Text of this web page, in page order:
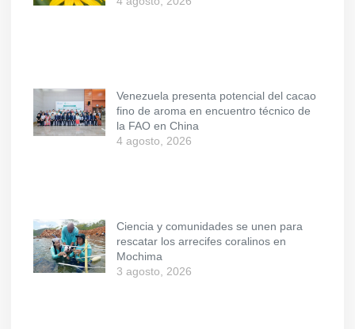
Venezuela presenta potencial del cacao
fino de aroma en encuentro técnico de
la FAO en China
4 agosto, 2026
Ciencia y comunidades se unen para
rescatar los arrecifes coralinos en
Mochima
3 agosto, 2026